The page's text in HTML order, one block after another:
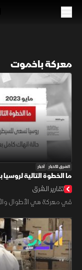
معركة باخموت
الشرق للأخبار أخبار
ما الخطوة التالية
تقارير الشرق
في معركة هي الأطوال